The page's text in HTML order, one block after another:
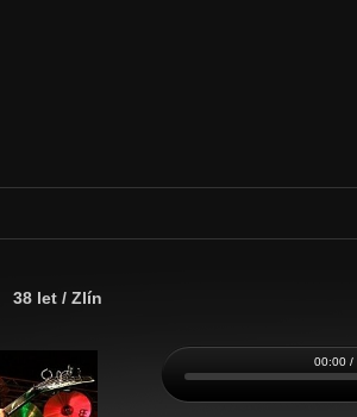
38 let / Zlín
00:00 /